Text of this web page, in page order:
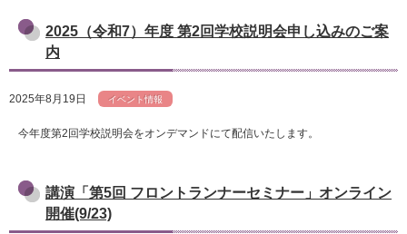
2025（令和7）年度 第2回学校説明会申し込みのご案
内
2025年8月19日 イベント情報
今年度第2回学校説明会をオンデマンドにて配信いたします。
講演「第5回 フロントランナーセミナー」オンライン
開催(9/23)